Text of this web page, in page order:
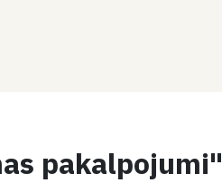
pakalpojumi"